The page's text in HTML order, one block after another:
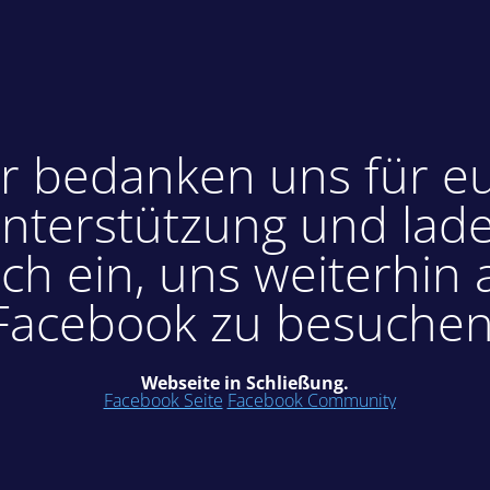
bedanken uns für
und
ein, uns weiterhin
zu
Webseite in Schließung.
Facebook Seite Facebook Community